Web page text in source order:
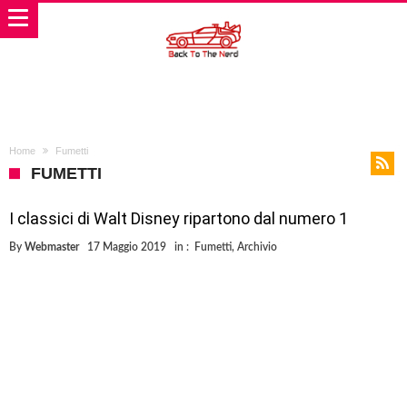
Home Fumetti
FUMETTI
I classici di Walt Disney ripartono dal numero 1
By Webmaster 17 Maggio 2019 in : Fumetti, Archivio